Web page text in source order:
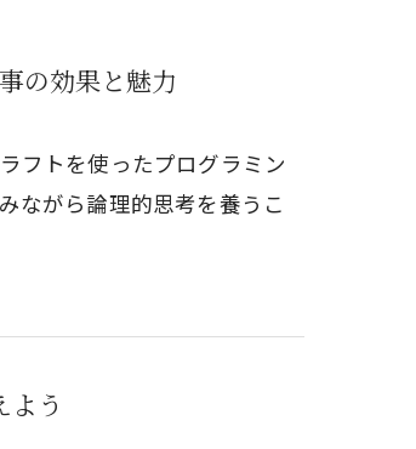
の効果と魅力
フトを使ったプログラミン
ながら論理的思考を養うこ
う